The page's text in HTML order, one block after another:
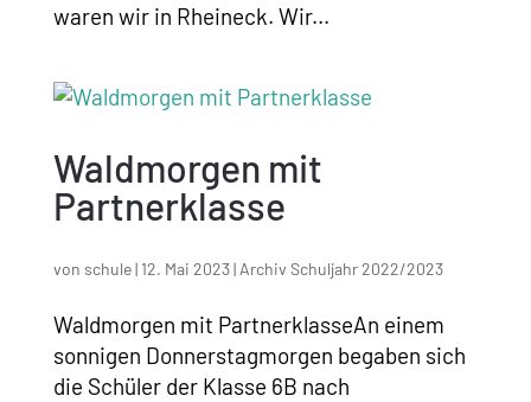
waren wir in Rheineck. Wir...
Waldmorgen mit
Partnerklasse
von schule| 12. Mai 2023| Archiv Schuljahr 2022/2023
Waldmorgen mit PartnerklasseAn einem
sonnigen Donnerstagmorgen begaben sich
die Schüler der Klasse 6B nach